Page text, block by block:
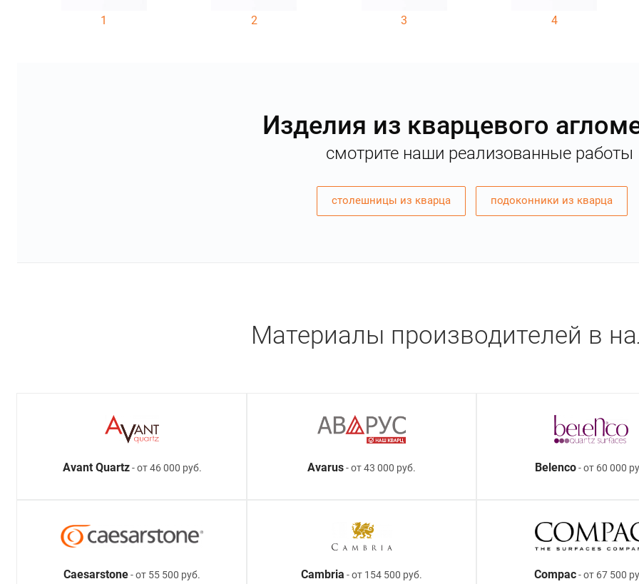
1 2 3 4
Изделия из кварцевого
смотрите наши реализованные работы
столешницы из кварца подоконники из кварца
Материалы производителей в
Avant Quartz- от 46 000 руб. Avarus- от 43 000 руб. Belenco- от 60 000
Caesarstone- от 55 500 руб. Cambria - от 154 500 руб. Compac- от 67 500